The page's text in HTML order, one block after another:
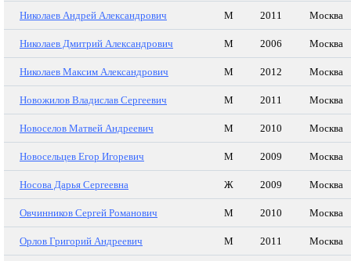
Николаев Андрей Александрович М 2011 Москва
Николаев Дмитрий Александрович М 2006 Москва
Николаев Максим Александрович М 2012 Москва
Новожилов Владислав Сергеевич М 2011 Москва
Новоселов Матвей Андреевич М 2010 Москва
Новосельцев Егор Игоревич М 2009 Москва
Носова Дарья Сергеевна Ж 2009 Москва
Овчинников Сергей Романович М 2010 Москва
Орлов Григорий Андреевич М 2011 Москва